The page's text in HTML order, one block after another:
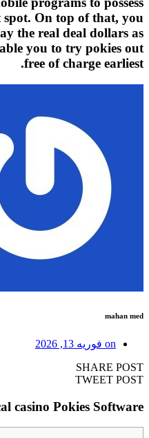
On top of that, you
the real deal dollars as
you to try pokies out
free of charge earliest.
mahan med
on فوریه 13, 2026
SHARE POST
TWEET POST
casino Pokies Software